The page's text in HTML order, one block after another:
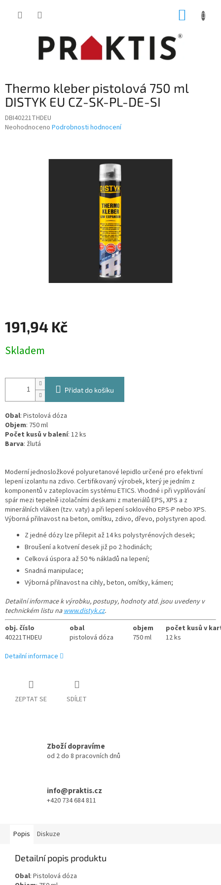
Thermo kleber pistolová 750 ml
DISTYK EU CZ-SK-PL-DE-SI
DBI40221THDEU
Průměrné
Neohodnoceno Podrobnosti hodnocení
191,94 Kč
cena:
Skladem
Přidat do košíku
Obal: Pistolová dóza
Objem: 750 ml
Počet kusů v balení: 12 ks
Barva: žlutá
Moderní jednosložkové polyuretanové lepidlo určené pro efektivní
lepení izolantu na zdivo. Certifikovaný výrobek, který je jedním z
komponentů v zateplovacím systému ETICS. Vhodné i při vyplňování
spár mezi tepelně izolačními deskami z materiálů EPS, XPS a z
minerálních vláken (tzv. vaty) a při lepení soklového EPS-P nebo XPS.
Výborná přilnavost na beton, omítku, zdivo, dřevo, polystyren apod.
Z jedné dózy lze přilepit až 14 ks polystyrénových desek;
Broušení a kotvení desek již po 2 hodinách;
Celková úspora až 50 % nákladů na lepení;
Snadná manipulace;
Výborná přilnavost na cihly, beton, omítky, kámen;
Detailní informace k výrobku, postupy, hodnoty atd. jsou uvedeny v
technickém listu nawww.distyk.cz.
obj. číslo
obal objem
počet kusů v
40221THDEU
pistolová dóza 750 ml
12 ks
Detailní informace
ZEPTAT SE SDÍLET
Zboží dopravíme
od 2 do 8 pracovních dnů
info@praktis.cz
+420 734 684 811
Popis Diskuze
Detailní popis produktu
Obal: Pistolová dóza